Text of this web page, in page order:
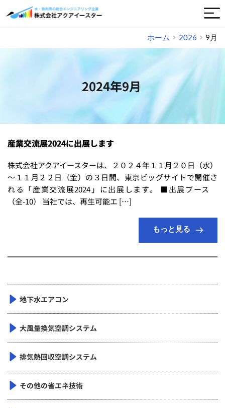
ホーム 2026 9月
2024年9月
地下水エアコン
大風量換気空調システム
排気熱回収空調システム
その他の省エネ技術
産業交流展2024に出展します
株式会社アクアイースターは、２０２４年１１月２０日（水）
～１１月２２日（金）の３日間、東京ビッグサイトで開催さ
れる「産業交流展2024」に出展します。 ■出展ブース
（全-10） 当社では、再生可能エ […]
もっと見る